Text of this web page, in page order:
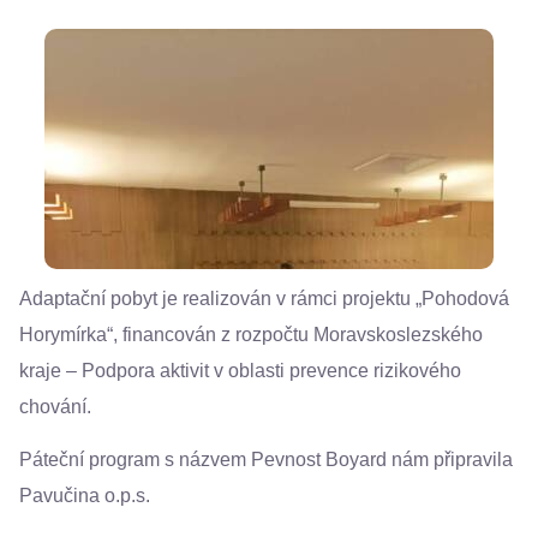
Adaptační pobyt je realizován v rámci projektu „Pohodová
Horymírka“, financován z rozpočtu Moravskoslezského
kraje – Podpora aktivit v oblasti prevence rizikového
chování.
Páteční program s názvem Pevnost Boyard nám připravila
Pavučina o.p.s.